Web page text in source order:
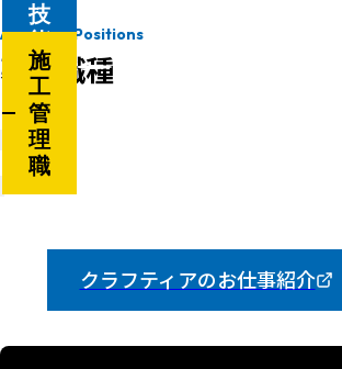
Available Positions
募集職種
技
現
業
職
施
工
管
理
職
技能現業職
技能現業職は、設備を使える状態にす
地で実際に工事をする仕事で
施工管理職
施工管理職は、工事全体を管理する
仕事です。
クラフティアのお仕事紹介